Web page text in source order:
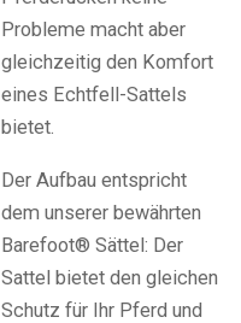
Probleme macht aber
gleichzeitig den Komfort
eines Echtfell-Sattels
bietet.
Der Aufbau entspricht
dem unserer bewährten
Barefoot® Sättel: Der
Sattel bietet den gleichen
Schutz für Ihr Pferd und